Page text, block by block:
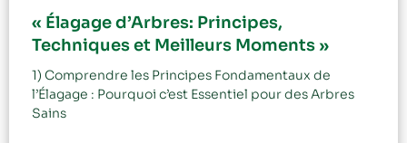
« Élagage d’Arbres: Principes,
Techniques et Meilleurs Moments »
1) Comprendre les Principes Fondamentaux de
l’Élagage : Pourquoi c’est Essentiel pour des Arbres
Sains